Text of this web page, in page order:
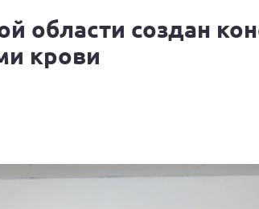
области создан
крови